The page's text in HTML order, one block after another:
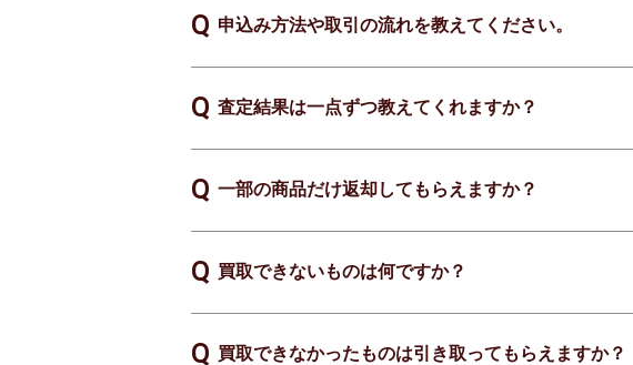
申込み方法や取引の流れを教えてください。
査定結果は一点ずつ教えてくれますか？
一部の商品だけ返却してもらえますか？
買取できないものは何ですか？
買取できなかったものは引き取ってもらえますか？